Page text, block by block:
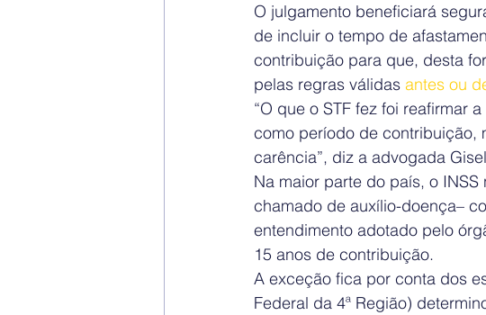
O julgamento beneficiará
de incluir o tempo de
contribuição para que, desta
pelas regras válidas antes ou
“O que o STF fez foi reafirmar
como período de contribuição,
carência”, diz a advogada
Na maior parte do país, o
chamado de auxílio-doença–
entendimento adotado pelo
15 anos de contribuição.
A exceção fica por conta dos
Federal da 4ª Região)